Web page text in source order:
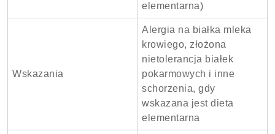
elementarna)
Wskazania
Alergia na białka mleka
krowiego, złożona
nietolerancja białek
pokarmowych i inne
schorzenia, gdy
wskazana jest dieta
elementarna